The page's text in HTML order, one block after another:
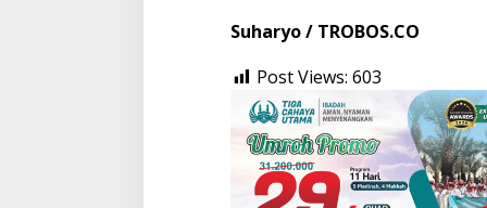
Suharyo / TROBOS.CO
Post Views: 603